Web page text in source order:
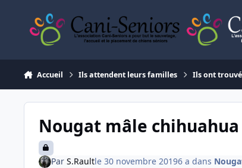
Accueil Ils attendent leurs familles Ils ont
Nougat mâle
Par S.Raultle 30 novembre 20196 a dans